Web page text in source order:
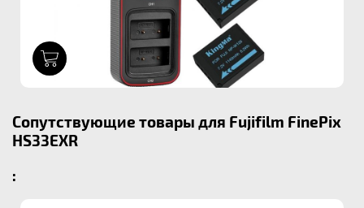
Сопутствующие товары для Fujifilm FinePix
HS33EXR
: